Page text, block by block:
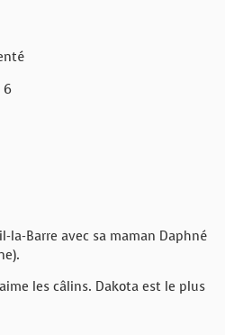
6
la-Barre avec sa maman Daphné
les câlins. Dakota est le plus